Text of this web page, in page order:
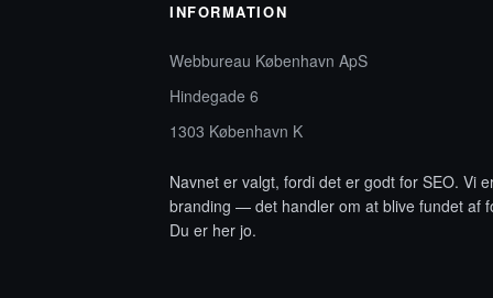
INFORMATION
Webbureau København ApS
Hindegade 6
1303 København K
Navnet er valgt, fordi det er godt for SEO. Vi
branding — det handler om at blive fundet af
Du er her jo.